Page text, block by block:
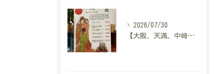
2026/07/30
【大阪、天満、中崎町の占い】madam豊子、本日のメッセージ